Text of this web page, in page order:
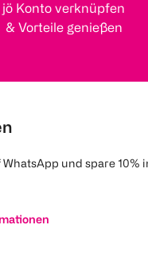
jö Konto verknüpfen
& Vorteile genießen
und spare 10%